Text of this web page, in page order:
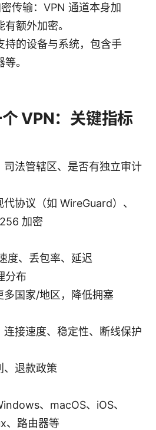
传输：VPN 通道本身加
额外加密。
持的设备与系统，包含手
。
VPN：关键指标
司法管辖区、是否有独立审计
协议（如 WireGuard）、
加密
度、丢包率、延迟
分布
多国家/地区，降低拥塞
连接速度、稳定性、断线保护
、退款政策
、macOS、iOS、
、路由器等